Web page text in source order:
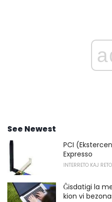
See Newest
PCI
Expresso
INTERRETO KAJ RETO
Ĝisdatigi la
kion vi